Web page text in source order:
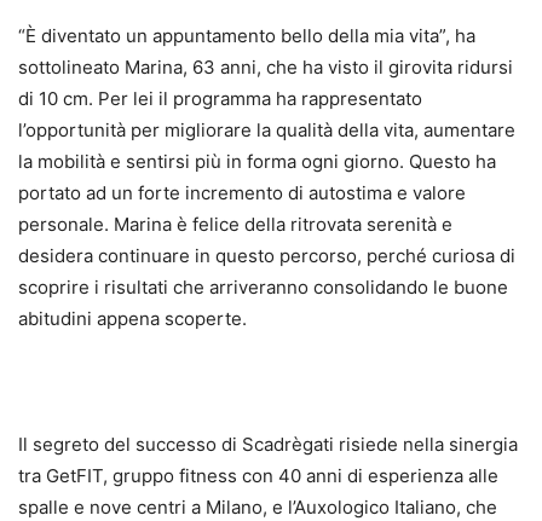
“È diventato un appuntamento bello della mia vita”, ha
sottolineato Marina, 63 anni, che ha visto il girovita ridursi
di 10 cm. Per lei il programma ha rappresentato
l’opportunità per migliorare la qualità della vita, aumentare
la mobilità e sentirsi più in forma ogni giorno. Questo ha
portato ad un forte incremento di autostima e valore
personale. Marina è felice della ritrovata serenità e
desidera continuare in questo percorso, perché curiosa di
scoprire i risultati che arriveranno consolidando le buone
abitudini appena scoperte.
Il segreto del successo di Scadrègati risiede nella sinergia
tra GetFIT, gruppo fitness con 40 anni di esperienza alle
spalle e nove centri a Milano, e l’Auxologico Italiano, che